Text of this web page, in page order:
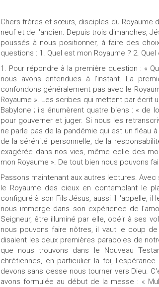
Chers frères et sœurs, disciples du Royaume
neuf et de l'ancien. Depuis trois dimanches,
poussés à nous positionner, à faire des
questions : 1. Quel est mon Royaume ? 2.
1. Pour répondre à la première question : «
nous avons entendues à l'instant. La
confondons généralement pas avec le
Royaume ». Les scribes qui mettent par écrit
Babylone ; ils énumèrent quatre biens : « de
pour gouverner et juger. Si nous les
ne parle pas de la pandémie qui est un fléau
de la sérénité personnelle, de la
exagérée dans nos vies, même celle des
mon Royaume ». De tout bien nous pouvons
Passons maintenant aux autres lectures.
le Royaume des cieux en contemplant le
configuré à son Fils Jésus, aussi il l'appelle, il
nous immerge dans son expérience de
Seigneur, être illuminé par elle, obéir à ses
nous pouvons faire nôtres, il vaut le coup
disaient les deux premières paraboles de
que nous trouvons dans le Nouveau
chrétiennes, en particulier la foi,
devons sans cesse nous tourner vers Dieu.
avons formulée au début de la messe : «